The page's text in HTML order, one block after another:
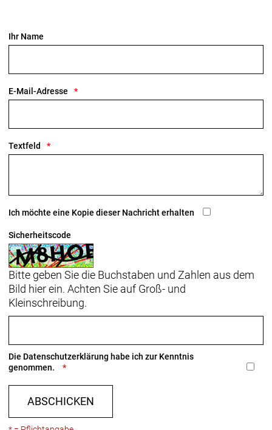
Ihr Name
E-Mail-Adresse
Textfeld
Ich möchte eine Kopie dieser Nachricht erhalten
Sicherheitscode
Bitte geben Sie die Buchstaben und Zahlen aus dem
Bild hier ein. Achten Sie auf Groß- und
Kleinschreibung.
Die Datenschutzerklärung habe ich zur Kenntnis
genommen.
ABSCHICKEN